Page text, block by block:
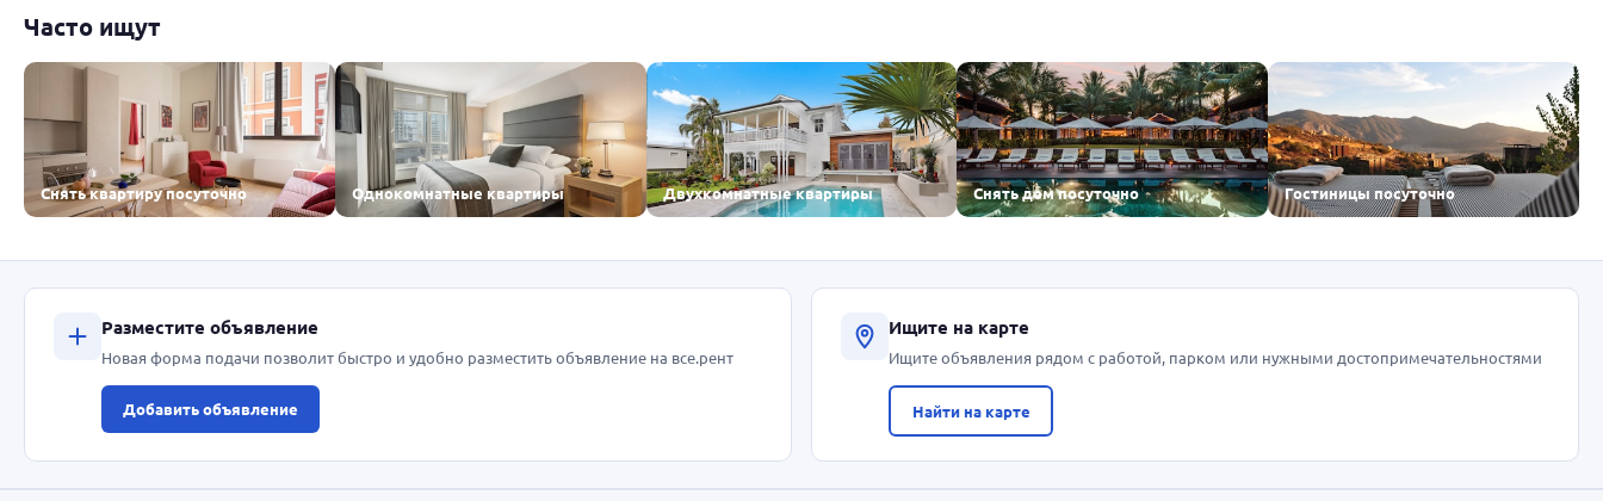
Часто ищут
Снять квартиру посуточно Однокомнатные квартиры Двухкомнатные квартиры Снять дом посуточно Гостиницы посуточно
Разместите объявление
Новая форма подачи позволит быстро и удобно разместить объявление на все.рент
Добавить объявление
Ищите на карте
Ищите объявления рядом с работой, парком или нужными достопримечательностями
Найти на карте